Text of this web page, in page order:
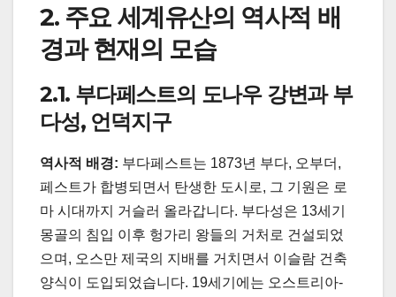
2. 주요 세계유산의 역사적 배
경과 현재의 모습
2.1. 부다페스트의 도나우 강변과 부
다성, 언덕지구
역사적 배경: 부다페스트는 1873년 부다, 오부더,
페스트가 합병되면서 탄생한 도시로, 그 기원은 로
마 시대까지 거슬러 올라갑니다. 부다성은 13세기
몽골의 침입 이후 헝가리 왕들의 거처로 건설되었
으며, 오스만 제국의 지배를 거치면서 이슬람 건축
양식이 도입되었습니다. 19세기에는 오스트리아-